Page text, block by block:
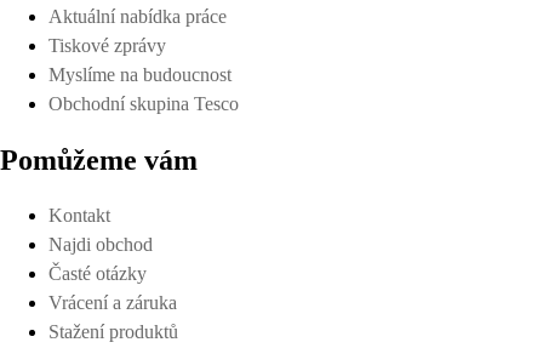
Aktuální nabídka práce
Tiskové zprávy
Myslíme na budoucnost
Obchodní skupina Tesco
Pomůžeme vám
Kontakt
Najdi obchod
Časté otázky
Vrácení a záruka
Stažení produktů